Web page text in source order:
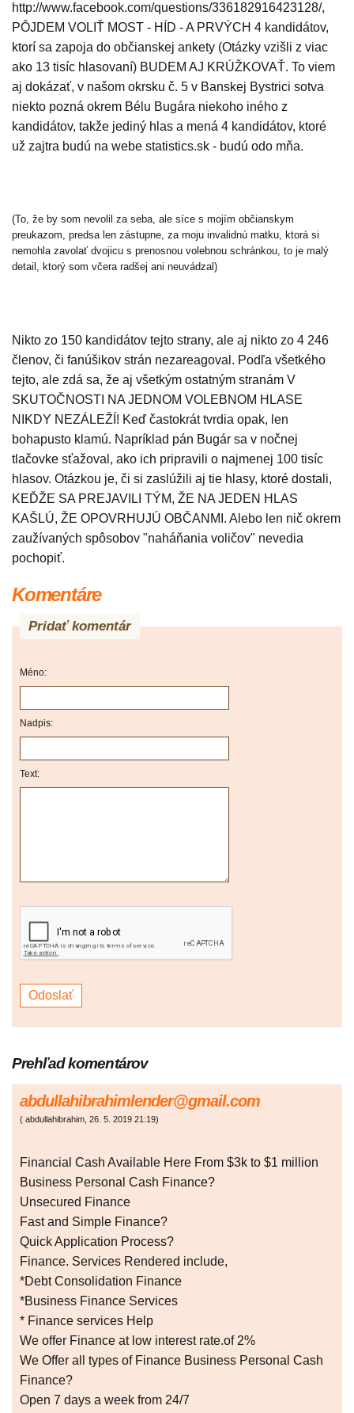
http://www.facebook.com/questions/336182916423128/,
PÔJDEM VOLIŤ MOST - HÍD - A PRVÝCH 4 kandidátov,
ktorí sa zapoja do občianskej ankety (Otázky vzišli z viac
ako 13 tisíc hlasovaní) BUDEM AJ KRÚŽKOVAŤ. To viem
aj dokázať, v našom okrsku č. 5 v Banskej Bystrici sotva
niekto pozná okrem Bélu Bugára niekoho iného z
kandidátov, takže jediný hlas a mená 4 kandidátov, ktoré
už zajtra budú na webe statistics.sk - budú odo mňa.
(To, že by som nevolil za seba, ale síce s mojím občianskym
preukazom, predsa len zástupne, za moju invalidnú matku, ktorá si
nemohla zavolať dvojicu s prenosnou volebnou schránkou, to je malý
detail, ktorý som včera radšej ani neuvádzal)
Nikto zo 150 kandidátov tejto strany, ale aj nikto zo 4 246
členov, či fanúšikov strán nezareagoval. Podľa všetkého
tejto, ale zdá sa, že aj všetkým ostatným stranám V
SKUTOČNOSTI NA JEDNOM VOLEBNOM HLASE
NIKDY NEZÁLEŽÍ! Keď častokrát tvrdia opak, len
bohapusto klamú. Napríklad pán Bugár sa v nočnej
tlačovke sťažoval, ako ich pripravili o najmenej 100 tisíc
hlasov. Otázkou je, či si zaslúžili aj tie hlasy, ktoré dostali,
KEĎŽE SA PREJAVILI TÝM, ŽE NA JEDEN HLAS
KAŠLÚ, ŽE OPOVRHUJÚ OBČANMI. Alebo len nič okrem
zaužívaných spôsobov "naháňania voličov" nevedia
pochopiť.
Komentáre
Pridať komentár
Méno:
Nadpis:
Text:
Prehľad komentárov
abdullahibrahimlender@gmail.com
( abdullahibrahim, 26. 5. 2019 21:19)
Financial Cash Available Here From $3k to $1 million
Business Personal Cash Finance?
Unsecured Finance
Fast and Simple Finance?
Quick Application Process?
Finance. Services Rendered include,
*Debt Consolidation Finance
*Business Finance Services
* Finance services Help
We offer Finance at low interest rate.of 2%
We Offer all types of Finance Business Personal Cash
Finance?
Open 7 days a week from 24/7